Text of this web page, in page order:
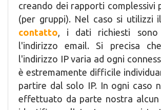
creando dei rapporti complessivi
(per gruppi). Nel caso si utilizzi il
contatto, i dati richiesti
l'indirizzo email. Si precisa
l'indirizzo IP varia ad ogni
è estremamente difficile
partire dal solo IP. In ogni caso
effettuato da parte nostra